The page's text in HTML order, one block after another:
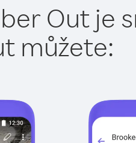
Out je
můžete: